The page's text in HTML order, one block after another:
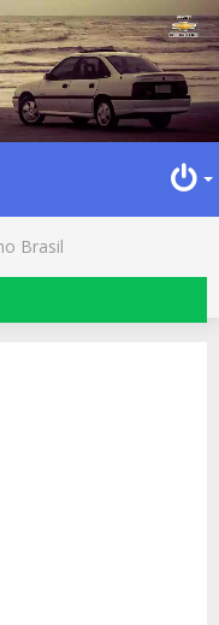
Brasil